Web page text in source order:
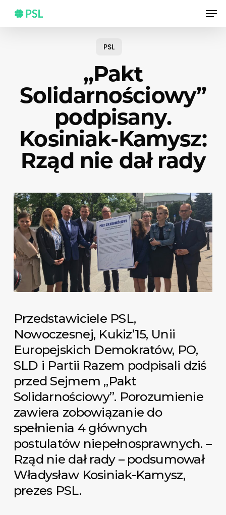
main
PSL
„Pakt
Solidarnościowy”
podpisany.
Kosiniak-Kamysz:
Rząd nie dał rady
Przedstawiciele PSL,
Nowoczesnej, Kukiz’15, Unii
Europejskich Demokratów, PO,
SLD i Partii Razem podpisali dziś
przed Sejmem „Pakt
Solidarnościowy”. Porozumienie
zawiera zobowiązanie do
spełnienia 4 głównych
postulatów niepełnosprawnych. –
Rząd nie dał rady – podsumował
Władysław Kosiniak-Kamysz,
prezes PSL.